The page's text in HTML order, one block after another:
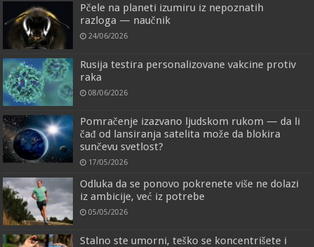
Pčele na planeti izumiru iz nepoznatih
razloga — naučnik
24/06/2026
Rusija testira personalizovane vakcine protiv
raka
08/06/2026
Pomračenje izazvano ljudskom rukom — da li
čađ od lansiranja satelita može da blokira
sunčevu svetlost?
17/05/2026
Odluka da se ponovo pokrenete više ne dolazi
iz ambicije, već iz potrebe
05/05/2026
Stalno ste umorni, teško se koncentrišete i